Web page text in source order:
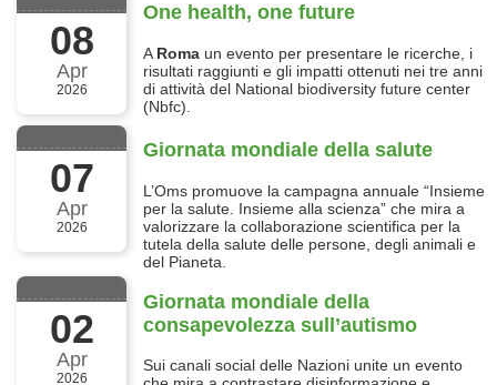
08
Apr
2026
One health, one future
A Roma un evento per presentare le ricerche, i
risultati raggiunti e gli impatti ottenuti nei tre anni
di attività del National biodiversity future center
(Nbfc).
07
Apr
2026
Giornata mondiale della salute
L’Oms promuove la campagna annuale “Insieme
per la salute. Insieme alla scienza” che mira a
valorizzare la collaborazione scientifica per la
tutela della salute delle persone, degli animali e
del Pianeta.
02
Apr
2026
Giornata mondiale della
consapevolezza sull’autismo
Sui canali social delle Nazioni unite un evento